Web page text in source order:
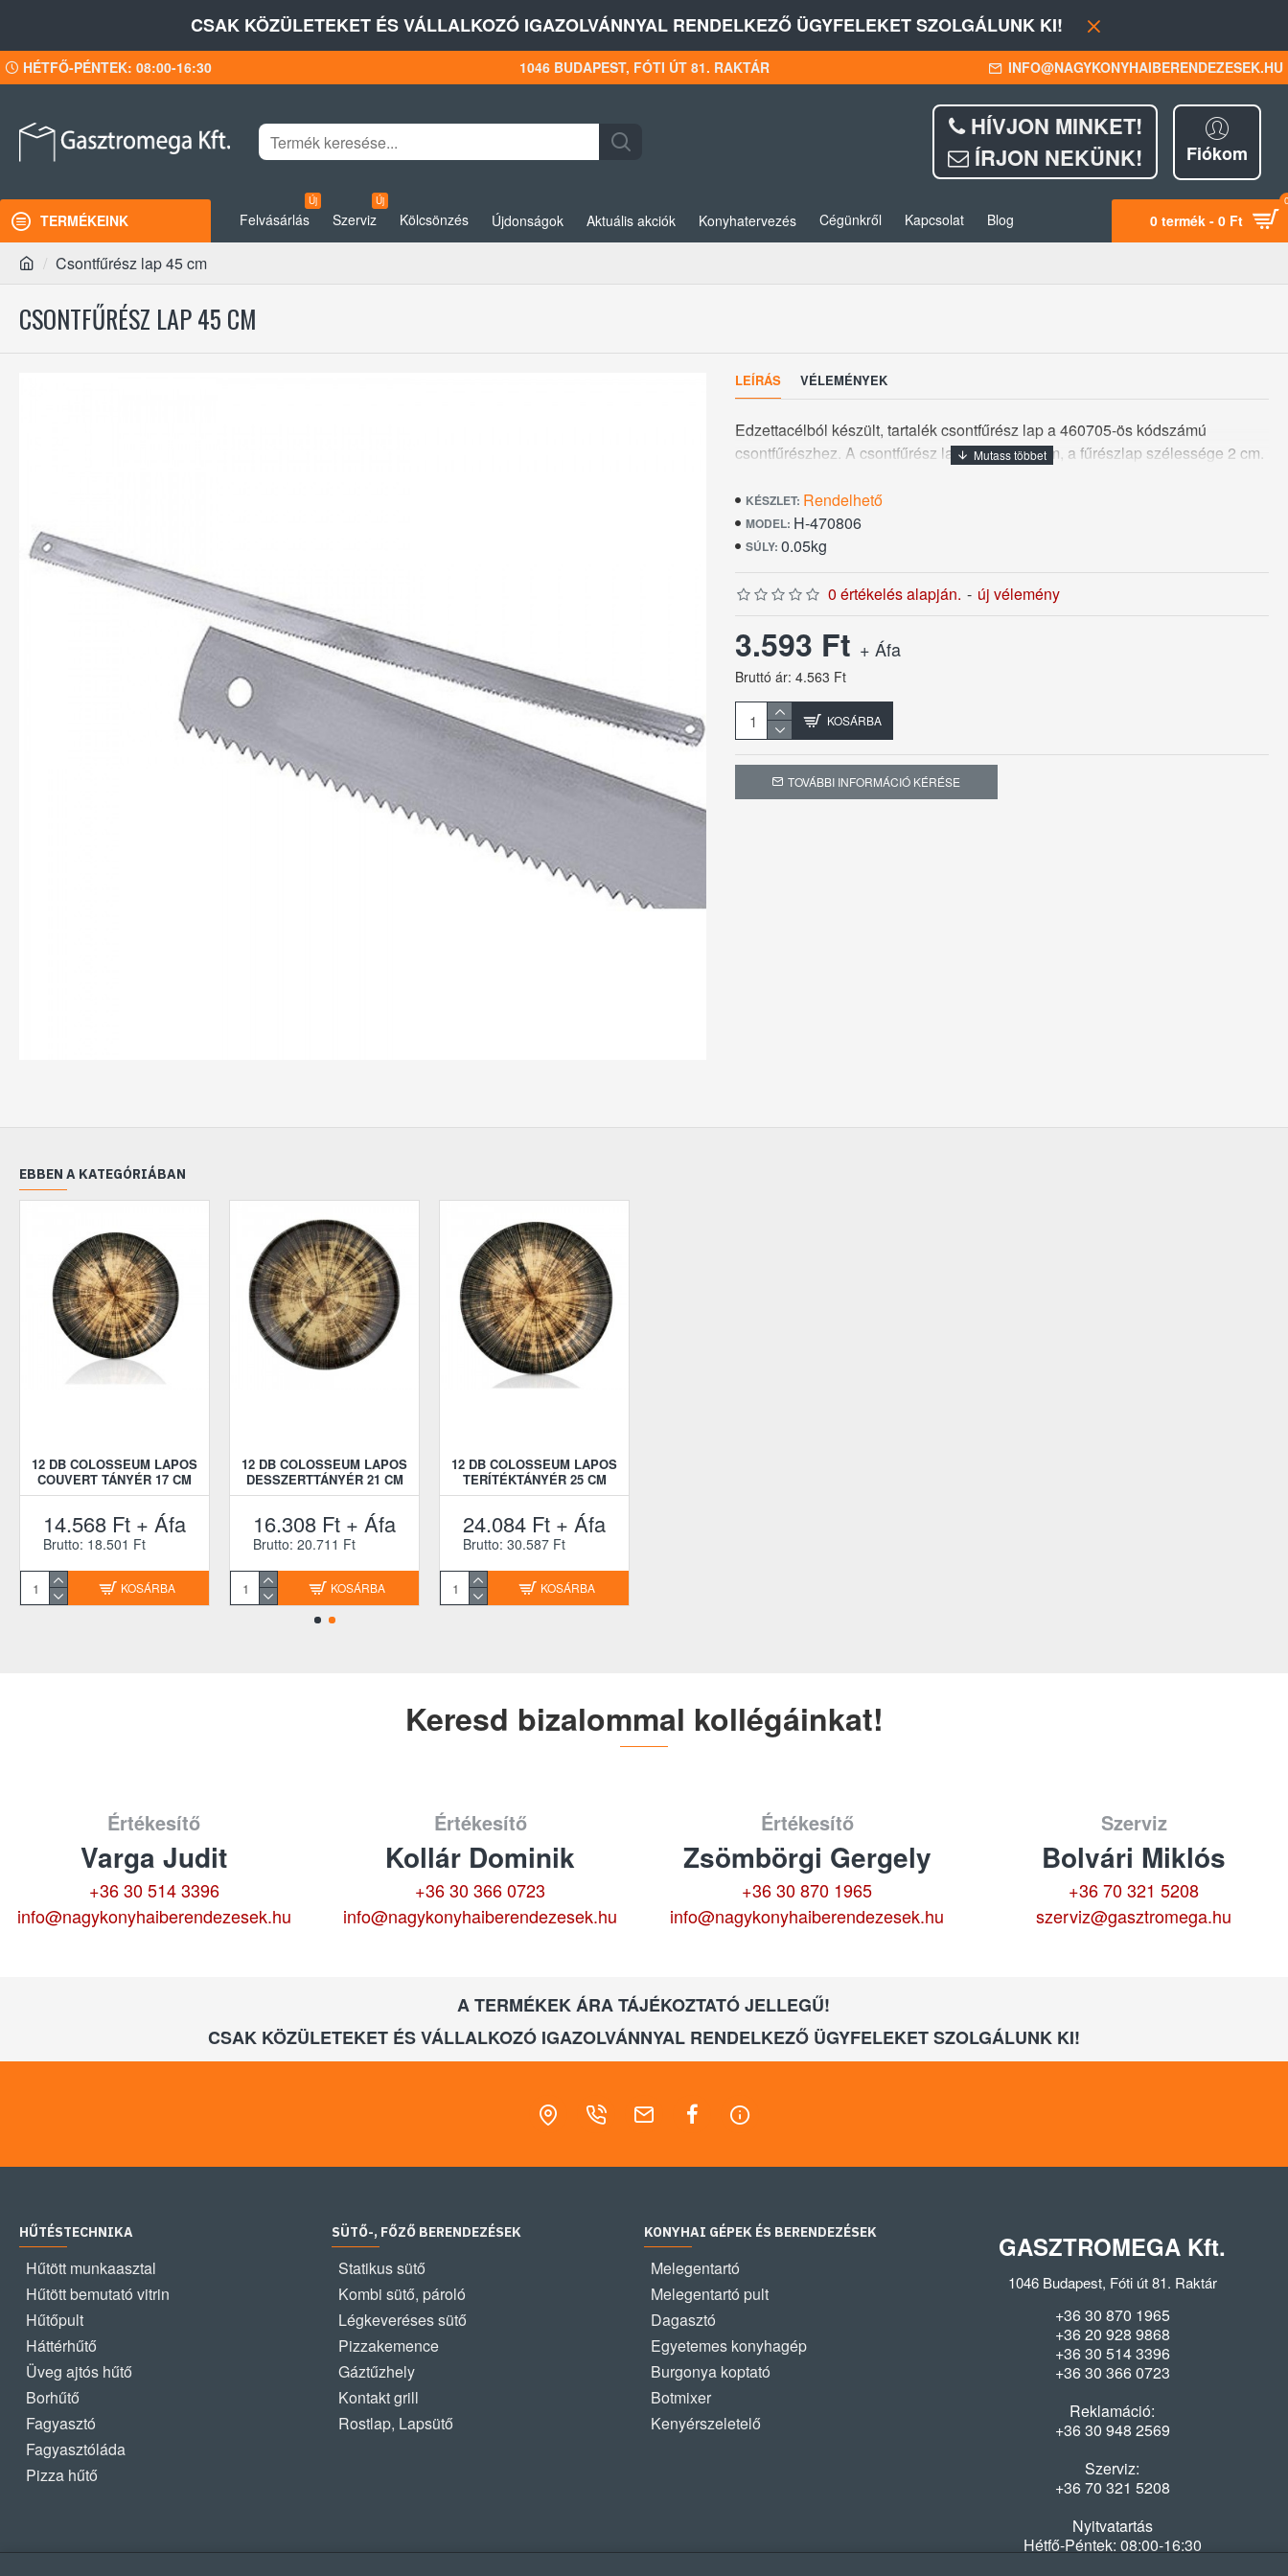
CSAK KÖZÜLETEKET ÉS VÁLLALKOZÓ IGAZOLVÁNNYAL RENDELKEZŐ ÜGYFELEKET SZOLGÁLUNK KI!
HÉTFŐ-PÉNTEK: 08:00-16:30 1046 BUDAPEST, FÓTI ÚT 81. RAKTÁR INFO@NAGYKONYHAIBERENDEZESEK.HU
HÍVJON MINKET!
ÍRJON NEKÜNK!
Fiókom
TERMÉKEINK Felvásárlás
Új
Szerviz
Új
Kölcsönzés Újdonságok Aktuális akciók Konyhatervezés Cégünkről Kapcsolat Blog 0 termék - 0 Ft
Csontfűrész lap 45 cm
CSONTFŰRÉSZ LAP 45 CM
LEÍRÁS VÉLEMÉNYEK
Edzettacélból készült, tartalék csontfűrész lap a 460705-ös kódszámú
csontfűrészhez. A csontfűrész lap hossza 45 cm, a fűrészlap szélessége 2 cm.
KÉSZLET: Rendelhető
MODEL: H-470806
SÚLY: 0.05kg
0 értékelés alapján. - új vélemény
3.593 Ft + Áfa
Bruttó ár: 4.563 Ft
KOSÁRBA
TOVÁBBI INFORMÁCIÓ KÉRÉSE
EBBEN A KATEGÓRIÁBAN
12 DB COLOSSEUM LAPOS
COUVERT TÁNYÉR 17 CM
14.568 Ft + Áfa
Brutto: 18.501 Ft
KOSÁRBA
12 DB COLOSSEUM LAPOS
DESSZERTTÁNYÉR 21 CM
16.308 Ft + Áfa
Brutto: 20.711 Ft
KOSÁRBA
12 DB COLOSSEUM LAPOS
TERÍTÉKTÁNYÉR 25 CM
24.084 Ft + Áfa
Brutto: 30.587 Ft
KOSÁRBA
Keresd bizalommal kollégáinkat!
Értékesítő
Varga Judit
+36 30 514 3396
info@nagykonyhaiberendezesek.hu
Értékesítő
Kollár Dominik
+36 30 366 0723
info@nagykonyhaiberendezesek.hu
Értékesítő
Zsömbörgi Gergely
+36 30 870 1965
info@nagykonyhaiberendezesek.hu
Szerviz
Bolvári Miklós
+36 70 321 5208
szerviz@gasztromega.hu
A TERMÉKEK ÁRA TÁJÉKOZTATÓ JELLEGŰ!
CSAK KÖZÜLETEKET ÉS VÁLLALKOZÓ IGAZOLVÁNNYAL RENDELKEZŐ ÜGYFELEKET SZOLGÁLUNK KI!
HŰTÉSTECHNIKA
Hűtött munkaasztal
Hűtött bemutató vitrin
Hűtőpult
Háttérhűtő
Üveg ajtós hűtő
Borhűtő
Fagyasztó
Fagyasztóláda
Pizza hűtő
SÜTŐ-, FŐZŐ BERENDEZÉSEK
Statikus sütő
Kombi sütő, pároló
Légkeveréses sütő
Pizzakemence
Gáztűzhely
Kontakt grill
Rostlap, Lapsütő
KONYHAI GÉPEK ÉS BERENDEZÉSEK
Melegentartó
Melegentartó pult
Dagasztó
Egyetemes konyhagép
Burgonya koptató
Botmixer
Kenyérszeletelő
GASZTROMEGA Kft.
1046 Budapest, Fóti út 81. Raktár
+36 30 870 1965
+36 20 928 9868
+36 30 514 3396
+36 30 366 0723
Reklamáció:
+36 30 948 2569
Szerviz:
+36 70 321 5208
Nyitvatartás
Hétfő-Péntek: 08:00-16:30